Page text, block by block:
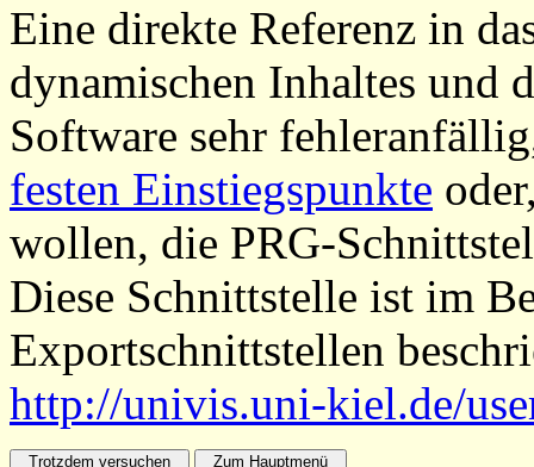
Eine direkte Referenz in
dynamischen Inhaltes und
Software sehr
festen Einstiegspunkte
wollen, die PRG-
Diese Schnittstelle ist im
Exportschnittstellen
http://univis.uni-kiel.de/